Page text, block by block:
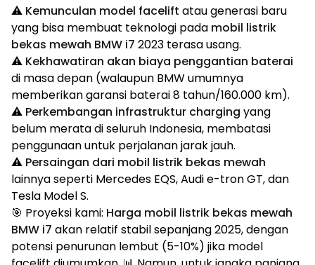
⚠️ Kemunculan model facelift atau generasi baru
yang bisa membuat teknologi pada mobil listrik
bekas mewah BMW i7 2023 terasa usang.
⚠️ Kekhawatiran akan biaya penggantian baterai
di masa depan (walaupun BMW umumnya
memberikan garansi baterai 8 tahun/160.000 km).
⚠️ Perkembangan infrastruktur charging yang
belum merata di seluruh Indonesia, membatasi
penggunaan untuk perjalanan jarak jauh.
⚠️ Persaingan dari mobil listrik bekas mewah
lainnya seperti Mercedes EQS, Audi e-tron GT, dan
Tesla Model S.
🎯 Proyeksi kami: Harga mobil listrik bekas mewah
BMW i7 akan relatif stabil sepanjang 2025, dengan
potensi penurunan lembut (5-10%) jika model